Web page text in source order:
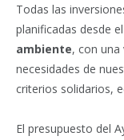
Todas las
planificadas desde el
ambiente, con
necesidades de
criterios solidarios,
El presupuesto del